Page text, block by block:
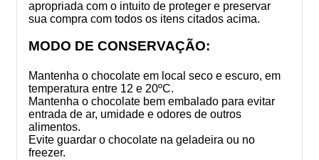
apropriada com o intuito de proteger e preservar
sua compra com todos os itens citados acima.
MODO DE CONSERVAÇÃO:
Mantenha o chocolate em local seco e escuro, em
temperatura entre 12 e 20ºC.
Mantenha o chocolate bem embalado para evitar
entrada de ar, umidade e odores de outros
alimentos.
Evite guardar o chocolate na geladeira ou no
freezer.